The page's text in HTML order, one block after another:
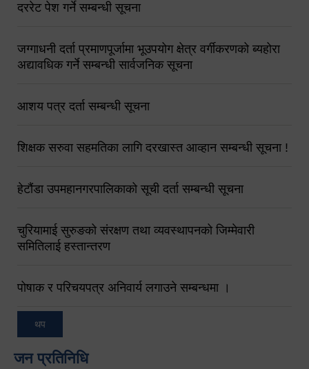
दररेट पेश गर्ने सम्बन्धी सूचना
जग्गाधनी दर्ता प्रमाणपूर्जामा भूउपयोग क्षेत्र वर्गीकरणको ब्यहोरा
अद्यावधिक गर्ने सम्बन्धी सार्वजनिक सूचना
आशय पत्र दर्ता सम्बन्धी सूचना
शिक्षक सरुवा सहमतिका लागि दरखास्त आव्हान सम्बन्धी सूचना !
हेटौंडा उपमहानगरपालिकाको सूची दर्ता सम्बन्धी सूचना
चुरियामाई सुरुङको संरक्षण तथा व्यवस्थापनको जिम्मेवारी
समितिलाई हस्तान्तरण
पोषाक र परिचयपत्र अनिवार्य लगाउने सम्बन्धमा ।
थप
जन प्रतिनिधि